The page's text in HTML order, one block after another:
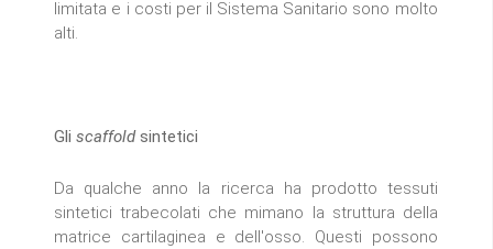
limitata e i costi per il Sistema Sanitario sono molto
alti.
Gliscaffoldsintetici
Da qualche anno la ricerca ha prodotto tessuti
sintetici trabecolati che mimano la struttura della
matrice cartilaginea e dell'osso. Questi possono